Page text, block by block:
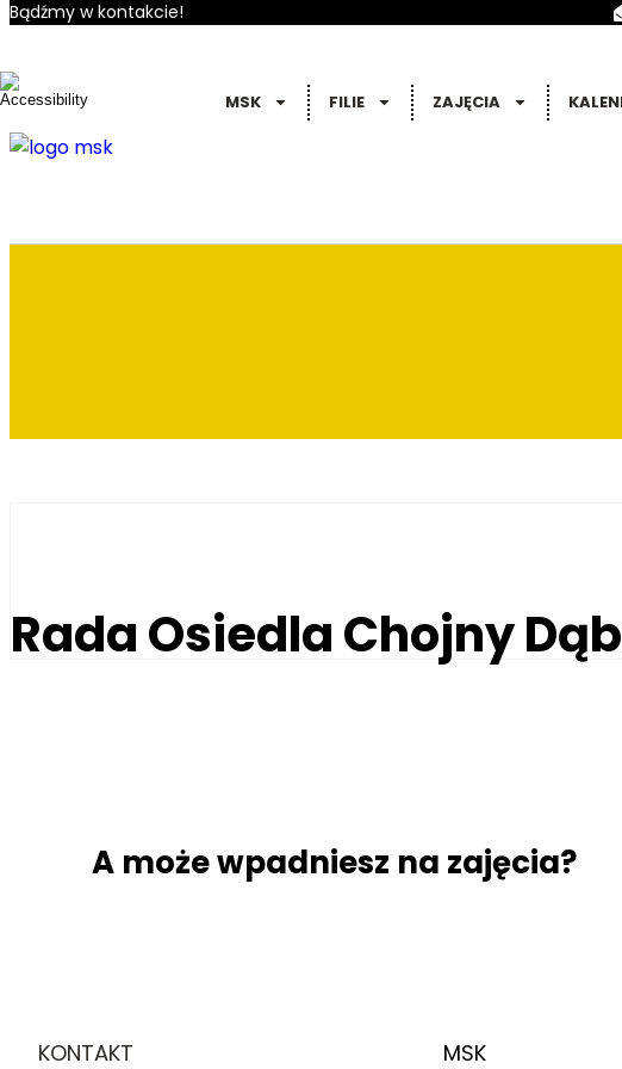
Bądźmy w kontakcie!
MSK FILIE ZAJĘCIA
Rada Osiedla Chojny
A może wpadniesz na zajęcia?
KONTAKT MSK